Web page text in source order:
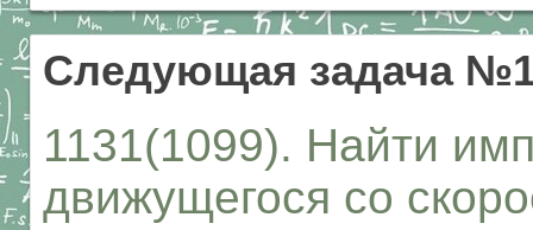
Следующая задача
1131(1099). Найти
движущегося со